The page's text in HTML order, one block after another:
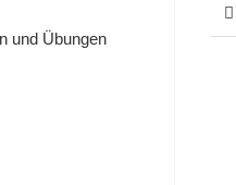
und Übungen